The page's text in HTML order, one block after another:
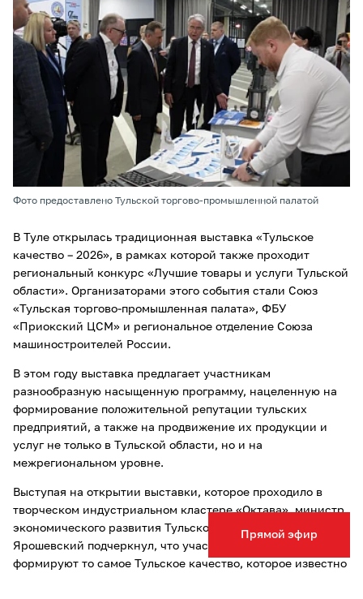
Прямой эфир
Фото предоставлено Тульской торгово-промышленной палатой
В Туле открылась традиционная выставка «Тульское
качество – 2026», в рамках которой также проходит
региональный конкурс «Лучшие товары и услуги Тульской
области». Организаторами этого события стали Союз
«Тульская торгово-промышленная палата», ФБУ
«Приокский ЦСМ» и региональное отделение Союза
машиностроителей России.
В этом году выставка предлагает участникам
разнообразную насыщенную программу, нацеленную на
формирование положительной репутации тульских
предприятий, а также на продвижение их продукции и
услуг не только в Тульской области, но и на
межрегиональном уровне.
Выступая на открытии выставки, которое проходило в
творческом индустриальном кластере «Октава», министр
экономического развития Тульской области Александр
Ярошевский подчеркнул, что участники выставки
формируют то самое Тульское качество, которое известно